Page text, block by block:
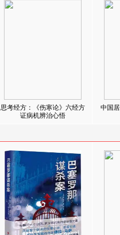
思考经方：《伤寒论》六经方
证病机辨治心悟
中国